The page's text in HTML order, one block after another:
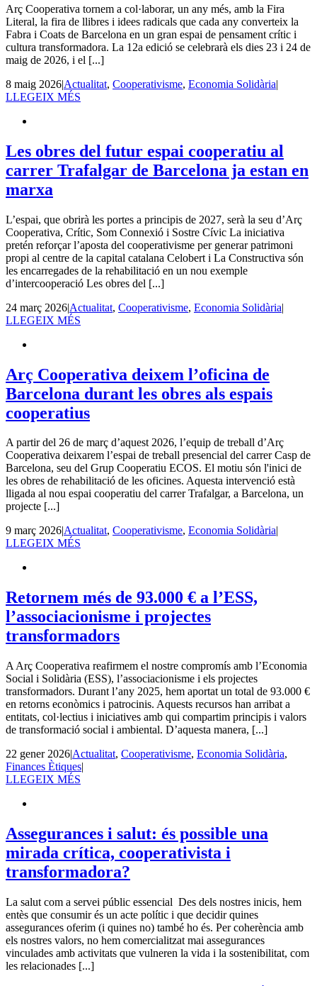
Arç Cooperativa tornem a col·laborar, un any més, amb la Fira
Literal, la fira de llibres i idees radicals que cada any converteix la
Fabra i Coats de Barcelona en un gran espai de pensament crític i
cultura transformadora. La 12a edició se celebrarà els dies 23 i 24 de
maig de 2026, i el [...]
8 maig 2026|Actualitat, Cooperativisme, Economia Solidària|
LLEGEIX MÉS
Les obres del futur espai cooperatiu al
carrer Trafalgar de Barcelona ja estan en
marxa
L’espai, que obrirà les portes a principis de 2027, serà la seu d’Arç
Cooperativa, Crític, Som Connexió i Sostre Cívic La iniciativa
pretén reforçar l’aposta del cooperativisme per generar patrimoni
propi al centre de la capital catalana Celobert i La Constructiva són
les encarregades de la rehabilitació en un nou exemple
d’intercooperació Les obres del [...]
24 març 2026|Actualitat, Cooperativisme, Economia Solidària|
LLEGEIX MÉS
Arç Cooperativa deixem l’oficina de
Barcelona durant les obres als espais
cooperatius
A partir del 26 de març d’aquest 2026, l’equip de treball d’Arç
Cooperativa deixarem l’espai de treball presencial del carrer Casp de
Barcelona, seu del Grup Cooperatiu ECOS. El motiu són l'inici de
les obres de rehabilitació de les oficines. Aquesta intervenció està
lligada al nou espai cooperatiu del carrer Trafalgar, a Barcelona, un
projecte [...]
9 març 2026|Actualitat, Cooperativisme, Economia Solidària|
LLEGEIX MÉS
Retornem més de 93.000 € a l’ESS,
l’associacionisme i projectes
transformadors
A Arç Cooperativa reafirmem el nostre compromís amb l’Economia
Social i Solidària (ESS), l’associacionisme i els projectes
transformadors. Durant l’any 2025, hem aportat un total de 93.000 €
en retorns econòmics i patrocinis. Aquests recursos han arribat a
entitats, col·lectius i iniciatives amb qui compartim principis i valors
de transformació social i ambiental. D’aquesta manera, [...]
22 gener 2026|Actualitat, Cooperativisme, Economia Solidària,
Finances Ètiques|
LLEGEIX MÉS
Assegurances i salut: és possible una
mirada crítica, cooperativista i
transformadora?
La salut com a servei públic essencial Des dels nostres inicis, hem
entès que consumir és un acte polític i que decidir quines
assegurances oferim (i quines no) també ho és. Per coherència amb
els nostres valors, no hem comercialitzat mai assegurances
vinculades amb activitats que vulneren la vida i la sostenibilitat, com
les relacionades [...]